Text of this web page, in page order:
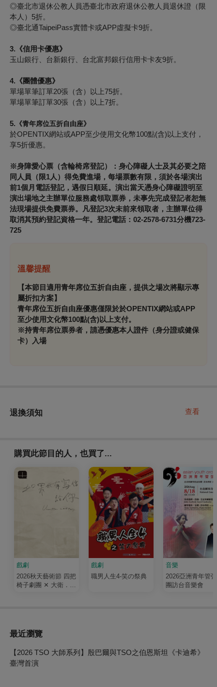
◎臺北市退休公教人員憑臺北市政府退休公教人員退休證（限
本人）5折。
◎臺北通TaipeiPass實體卡或APP虛擬卡9折。
3. 《信用卡優惠》
玉山銀行、台新銀行、台北富邦銀行信用卡卡友9折。
4. 《團體優惠》
單場單筆訂單20張（含）以上75折。
單場單筆訂單30張（含）以上7折。
5. 《青年席位五折自由座》
於OPENTIX網站或APP至少使用文化幣100點(含)以上支付 ，
享5折優惠。
※身障愛心票（含輪椅席登記）：身心障礙人士及其必要之陪
同人員（限1人）得免費進場，每場票數有限，須於各場演出
前1個月電話登記，遇假日順延。演出當天憑身心障礙證明至
演出場地之主辦單位服務處領取票券，未事先完成登記者恕無
法現場提供免費票券。凡登記3次未前來領取者，主辦單位得
取消其預約登記資格一年。登記電話：02-2578-6731分機723-
725
溫馨提醒
【本節目適用青年席位五折自由座 ，提供之場次將顯示專
屬折扣方案】
青年席位五折自由座優惠僅限於於OPENTIX網站或APP
至少使用文化幣100點(含)以上支付。
※持青年席位票券者，請憑優惠本人證件（身分證或健保
卡）入場
退換須知 查看
購買此節目的人，也買了...
戲劇
2026秋天藝術節 四把
椅子劇團 ✕ 大衛．吉
戲劇
職男人生4-笑の祭典
音樂
2026亞洲青年管
團訪台音樂會
最近瀏覽
【2026 TSO 大師系列】殷巴爾與TSO之伯恩斯坦《卡迪希》
臺灣首演